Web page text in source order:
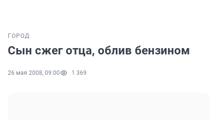
ГОРОД
Cын сжег отца, облив бензином
26 мая 2008, 09:00 1 369